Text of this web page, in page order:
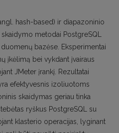
hash-based) ir diapazoninio
metodai PostgreSQL
bazėse. Eksperimentai
įkėlimą bei vykdant įvairaus
JMeter įrankį. Rezultatai
efektyvesnis izoliuotoms
skaidymas geriau tinka
ryškus PostgreSQL su
klasterio operacijas, lyginant